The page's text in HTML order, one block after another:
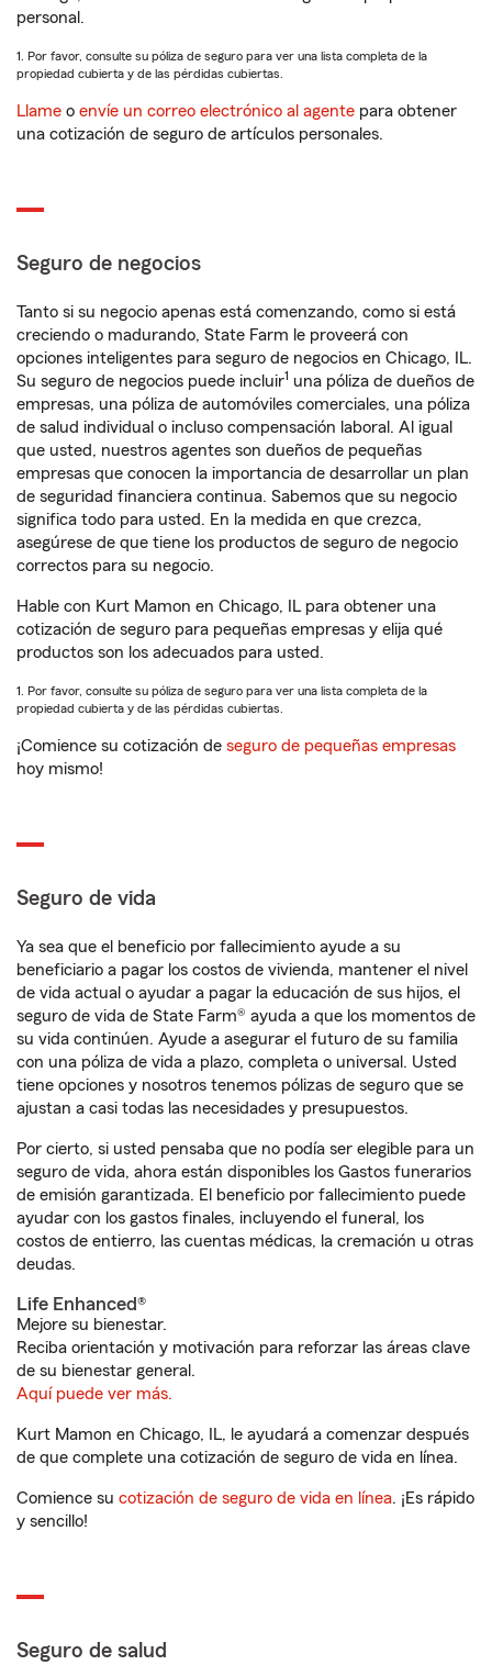
personal.
1. Por favor, consulte su póliza de seguro para ver una lista completa de la
propiedad cubierta y de las pérdidas cubiertas.
Llame o envíe un correo electrónico al agente para obtener
una cotización de seguro de artículos personales.
Seguro de negocios
Tanto si su negocio apenas está comenzando, como si está
creciendo o madurando, State Farm le proveerá con
opciones inteligentes para seguro de negocios en Chicago, IL.
Su seguro de negocios puede incluir1 una póliza de dueños de
empresas, una póliza de automóviles comerciales, una póliza
de salud individual o incluso compensación laboral. Al igual
que usted, nuestros agentes son dueños de pequeñas
empresas que conocen la importancia de desarrollar un plan
de seguridad financiera continua. Sabemos que su negocio
significa todo para usted. En la medida en que crezca,
asegúrese de que tiene los productos de seguro de negocio
correctos para su negocio.
Hable con Kurt Mamon en Chicago, IL para obtener una
cotización de seguro para pequeñas empresas y elija qué
productos son los adecuados para usted.
1. Por favor, consulte su póliza de seguro para ver una lista completa de la
propiedad cubierta y de las pérdidas cubiertas.
¡Comience su cotización de seguro de pequeñas empresas
hoy mismo!
Seguro de vida
Ya sea que el beneficio por fallecimiento ayude a su
beneficiario a pagar los costos de vivienda, mantener el nivel
de vida actual o ayudar a pagar la educación de sus hijos, el
seguro de vida de State Farm® ayuda a que los momentos de
su vida continúen. Ayude a asegurar el futuro de su familia
con una póliza de vida a plazo, completa o universal. Usted
tiene opciones y nosotros tenemos pólizas de seguro que se
ajustan a casi todas las necesidades y presupuestos.
Por cierto, si usted pensaba que no podía ser elegible para un
seguro de vida, ahora están disponibles los Gastos funerarios
de emisión garantizada. El beneficio por fallecimiento puede
ayudar con los gastos finales, incluyendo el funeral, los
costos de entierro, las cuentas médicas, la cremación u otras
deudas.
Life Enhanced®
Mejore su bienestar.
Reciba orientación y motivación para reforzar las áreas clave
de su bienestar general.
Aquí puede ver más.
Kurt Mamon en Chicago, IL, le ayudará a comenzar después
de que complete una cotización de seguro de vida en línea.
Comience su cotización de seguro de vida en línea. ¡Es rápido
y sencillo!
Seguro de salud